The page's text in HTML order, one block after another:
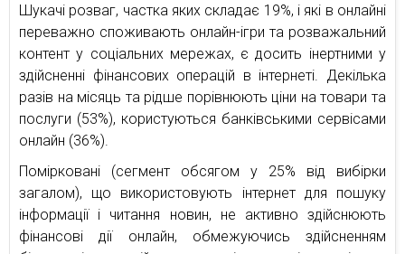
Шукачі розваг, частка яких складає 19%, і які в онлайні
переважно споживають онлайн-ігри та розважальний
контент у соціальних мережах, є досить інертними у
здійсненні фінансових операцій в інтернеті. Декілька
разів на місяць та рідше порівнюють ціни на товари та
послуги (53%), користуються банківськими сервісами
онлайн (36%).
Помірковані (сегмент обсягом у 25% від вибірки
загалом), що використовують інтернет для пошуку
інформації і читання новин, не активно здійснюють
фінансові дії онлайн, обмежуючись здійсненням